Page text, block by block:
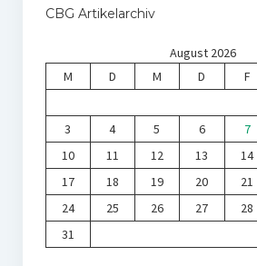
CBG Artikelarchiv
August 2026
M
D M D F
3
4 5 6 7
10
11 12 13 14
17
18 19 20 21
24
25 26 27 28
31